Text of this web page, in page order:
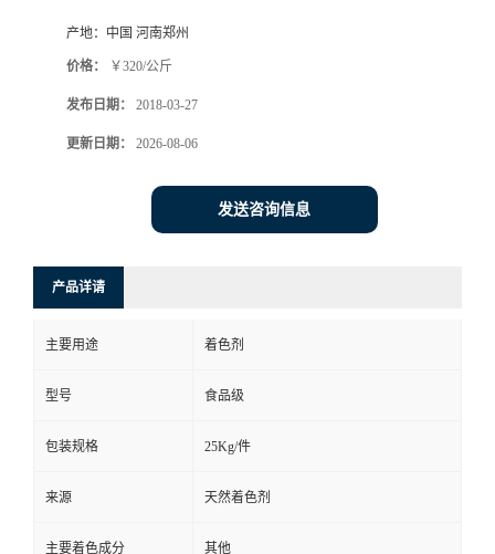
产地： 中国 河南郑州
价格： ￥320/公斤
发布日期： 2018-03-27
更新日期： 2026-08-06
发送咨询信息
产品详请
主要用途 着色剂
型号 食品级
包装规格 25Kg/件
来源 天然着色剂
主要着色成分 其他